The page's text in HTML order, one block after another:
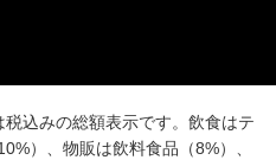
込みの総額表示です。飲食はテ
）、物販は飲料食品（8%）、